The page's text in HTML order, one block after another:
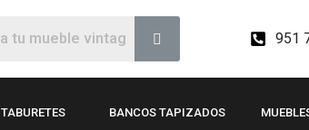
951
TABURETES BANCOS TAPIZADOS